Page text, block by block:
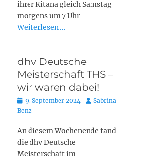
ihrer Kitana gleich Samstag
morgens um 7 Uhr
Weiterlesen …
dhv Deutsche
Meisterschaft THS –
wir waren dabei!
Posted
on
9. September 2024 AutorSabrina
Benz
An diesem Wochenende fand
die dhv Deutsche
Meisterschaft im